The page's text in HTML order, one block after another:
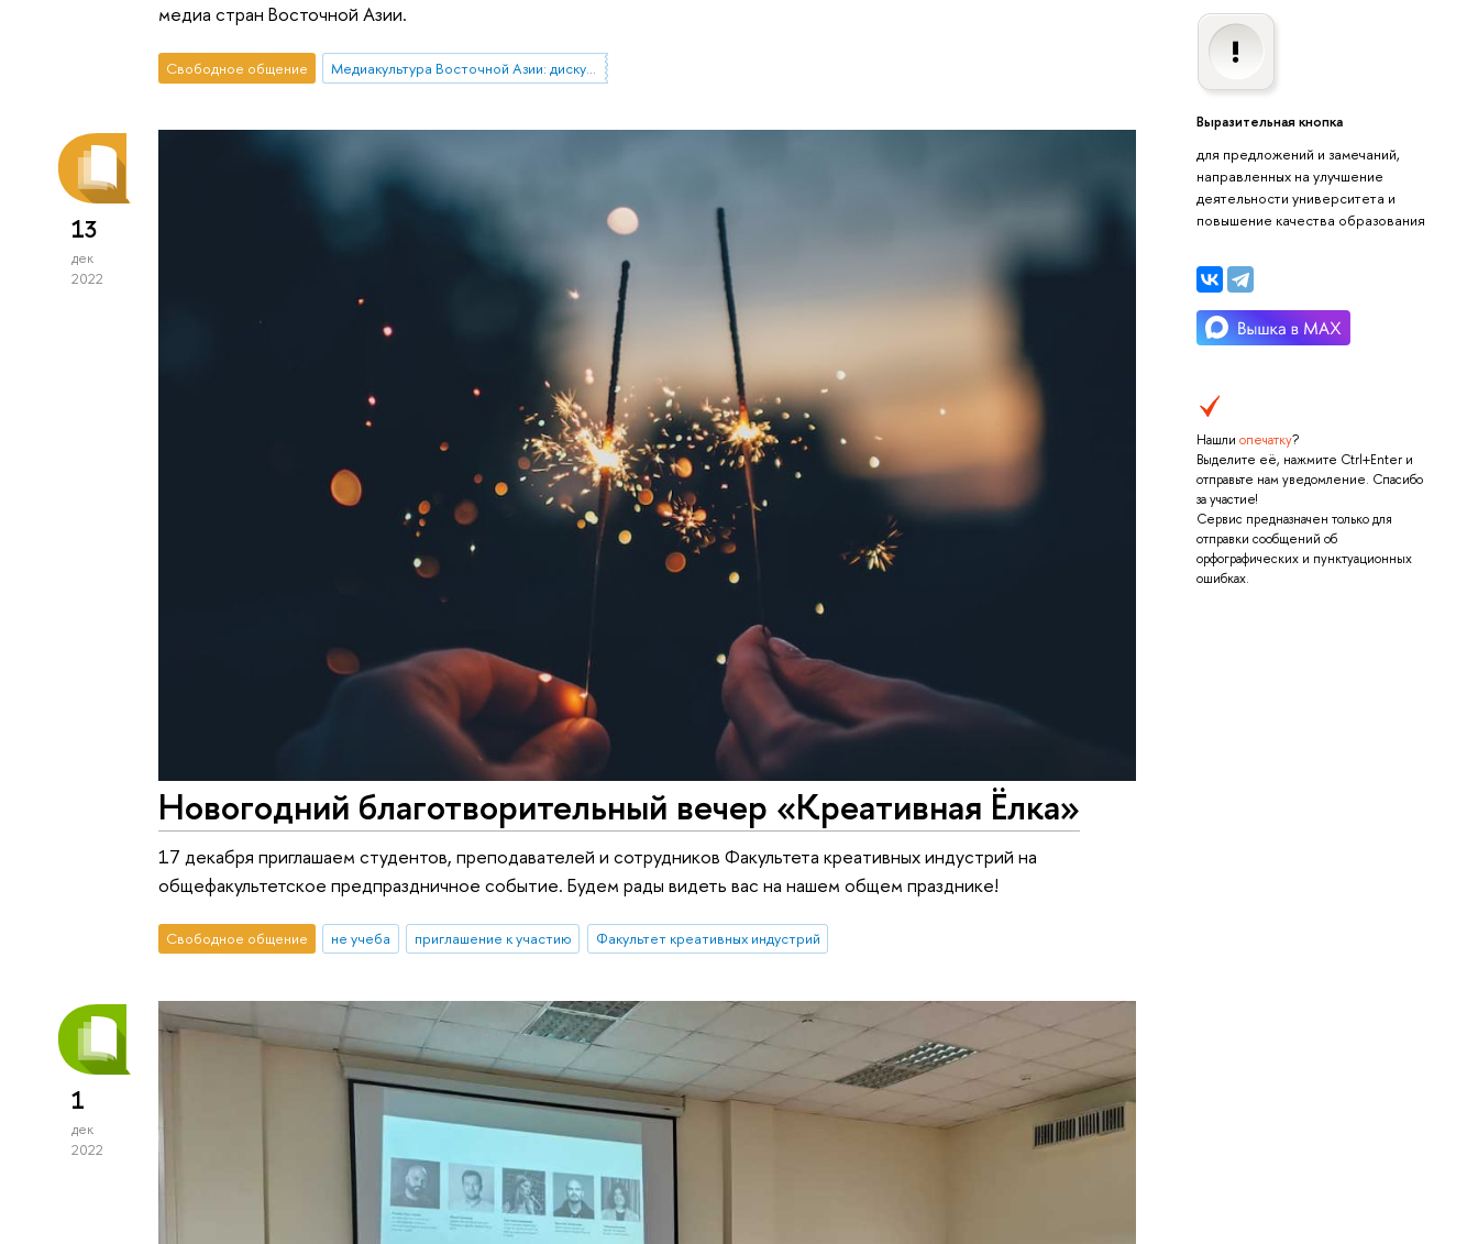
Выразительная кнопка
для предложений и замечаний,
направленных на улучшение
деятельности университета и
повышение качества образования
Нашли опечатку?
Выделите её, нажмите Ctrl+Enter и
отправьте нам уведомление. Спасибо
за участие!
Сервис предназначен только для
отправки сообщений об
орфографических и пунктуационных
ошибках.
медиа стран Восточной Азии.
Свободное общение Медиакультура Восточной Азии: дискурсы, индустрии, фэндомы
13
дек
2022
Новогодний благотворительный вечер «Креативная Ёлка»
17 декабря приглашаем студентов, преподавателей и сотрудников Факультета креативных индустрий на
общефакультетское предпраздничное событие. Будем рады видеть вас на нашем общем празднике!
Свободное общение не учеба приглашение к участию Факультет креативных индустрий
1
дек
2022